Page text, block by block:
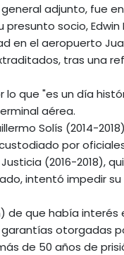
adjunto, fue
socio, Edwin
en el aeropuerto
tras una
que "es un día
aérea.
Solís (2014-
por
(2016-2018),
intentó impedir
de que había
otorgadas
de 50 años de